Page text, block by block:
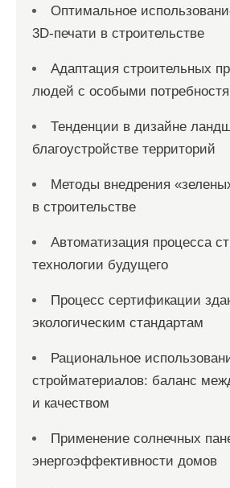
Оптимальное
3D-печати в строительстве
Адаптация строительных
людей с особыми
Тенденции в дизайне
благоустройстве территорий
Методы внедрения
в строительстве
Автоматизация процесса
технологии будущего
Процесс сертификации
экологическим стандартам
Рациональное
стройматериалов: баланс
и качеством
Применение солнечных
энергоэффективности домов